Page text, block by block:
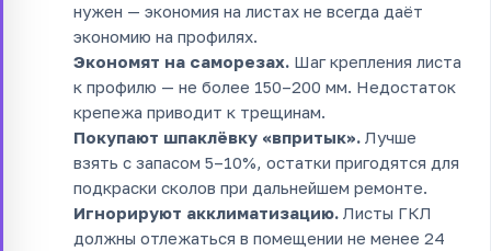
нужен — экономия на листах не всегда даёт
экономию на профилях.
Экономят на саморезах. Шаг крепления листа
к профилю — не более 150–200 мм. Недостаток
крепежа приводит к трещинам.
Покупают шпаклёвку «впритык». Лучше
взять с запасом 5–10%, остатки пригодятся для
подкраски сколов при дальнейшем ремонте.
Игнорируют акклиматизацию. Листы ГКЛ
должны отлежаться в помещении не менее 24